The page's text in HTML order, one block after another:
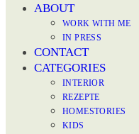
ABOUT
WORK WITH ME
IN PRESS
CONTACT
CATEGORIES
INTERIOR
REZEPTE
HOMESTORIES
KIDS